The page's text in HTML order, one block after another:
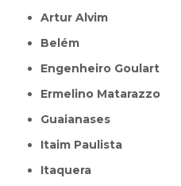
Artur Alvim
Belém
Engenheiro Goulart
Ermelino Matarazzo
Guaianases
Itaim Paulista
Itaquera